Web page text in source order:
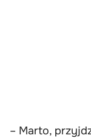
– Marto,